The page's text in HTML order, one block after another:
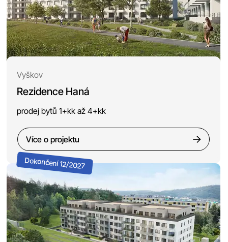
Vyškov
Rezidence Haná
prodej bytů 1+kk až 4+kk
Více o projektu